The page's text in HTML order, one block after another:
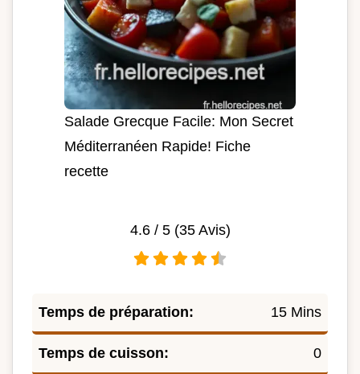
Salade Grecque Facile: Mon Secret
Méditerranéen Rapide! Fiche
recette
4.6/ 5 (35Avis)
Temps de préparation: 15 Mins
Temps de cuisson: 0